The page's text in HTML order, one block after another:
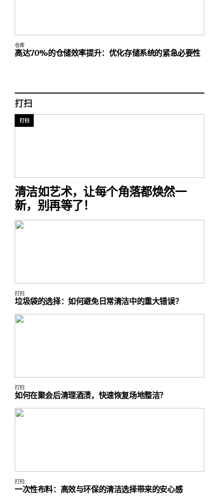
高达70%的仓储效率提升：优化存储系统的紧急必要性
仓库
打扫
清洁如艺术，让每个角落都焕然一
新，别再等了！
打扫
垃圾袋的选择：如何避免日常清洁中的重大错误？
打扫
如何在聚会后清理酒渍，快速恢复场地整洁？
打扫
一次性布料：高效与环保的清洁选择带来的安心感
打扫